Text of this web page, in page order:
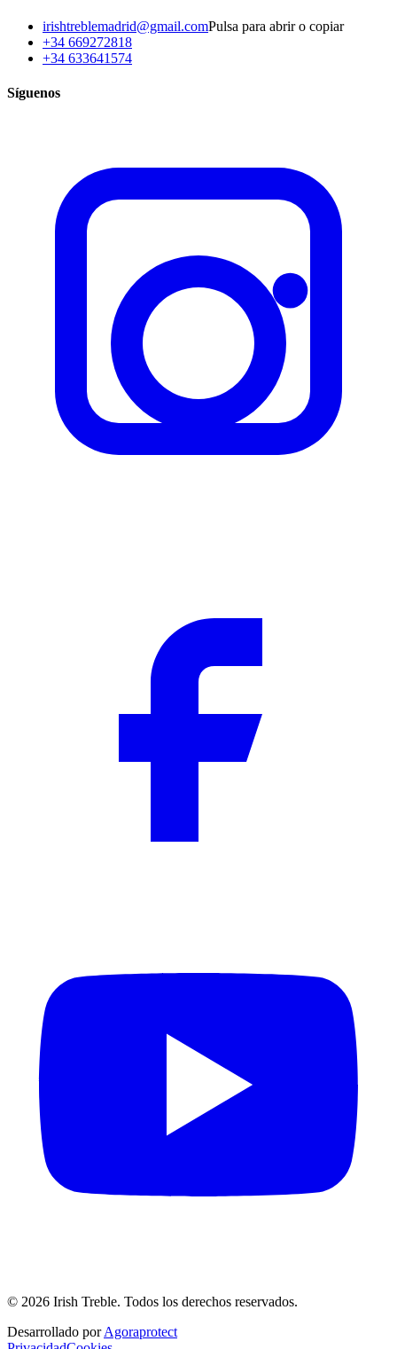
irishtreblemadrid@gmail.comPulsa para abrir o copiar
+34 669272818
+34 633641574
Síguenos
© 2026 Irish Treble. Todos los derechos reservados.
Desarrollado por Agoraprotect